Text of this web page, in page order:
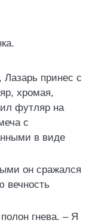
Лазарь принес с
хромая,
футляр на
с
в виде
он сражался
вечность
гнева. – Я